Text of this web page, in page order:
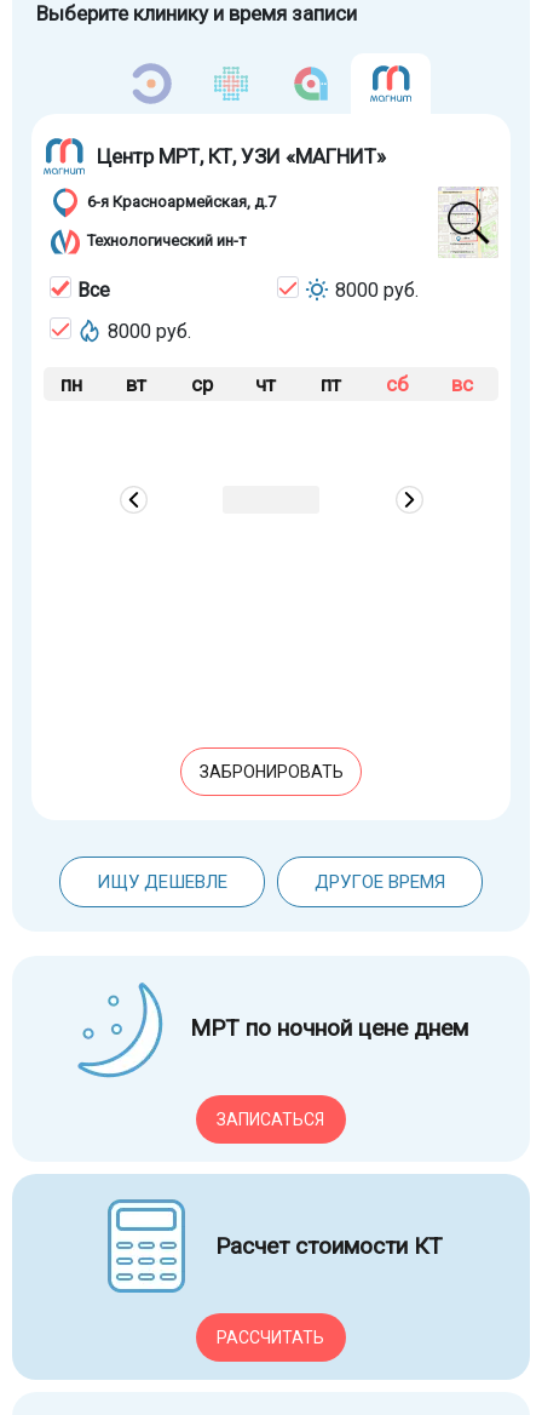
Выберите клинику и время записи
Центр МРТ, КТ, УЗИ «МАГНИТ»
6-я Красноармейская, д.7
Технологический ин-т
Все
8000 руб.
8000 руб.
пн вт ср чт пт сб вс
ЗАБРОНИРОВАТЬ
ИЩУ ДЕШЕВЛЕ ДРУГОЕ ВРЕМЯ
МРТ по ночной цене днем
ЗАПИСАТЬСЯ
Расчет стоимости КТ
РАССЧИТАТЬ